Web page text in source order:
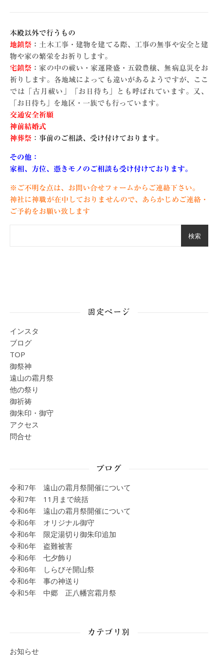
本殿以外で行うもの
地鎮祭 ： 土木工事・建物を建てる際、工事の無事や安全と建
物や家の繁栄をお祈りします。
宅鎮祭 ： 家の中の祓い・家運隆盛・五穀豊穣、無病息災をお
祈りします。各地域によっても違いがあるようですが、ここ
では「古月祓い」「お日待ち」とも呼ばれています。又、
「お日待ち」を地区・一族でも行っています。
交通安全祈願
神前結婚式
神葬祭 ：事前のご相談、受け付けております。
その他：
家相、方位、憑きモノのご相談も受け付けております。
※ご不明な点は、お問い合せフォームからご連絡下さい。
神社に神職が在中しておりませんので、あらかじめご連絡・
ご予約をお願い致します
検索
固定ページ
インスタ
ブログ
TOP
御祭神
遠山の霜月祭
他の祭り
御祈祷
御朱印・御守
アクセス
問合せ
ブログ
令和7年 遠山の霜月祭開催について
令和7年 11月まで統括
令和6年 遠山の霜月祭開催について
令和6年 オリジナル御守
令和6年 限定湯切り御朱印追加
令和6年 盗難被害
令和6年 七夕飾り
令和6年 しらびそ開山祭
令和6年 事の神送り
令和5年 中郷 正八幡宮霜月祭
カテゴリ別
お知らせ